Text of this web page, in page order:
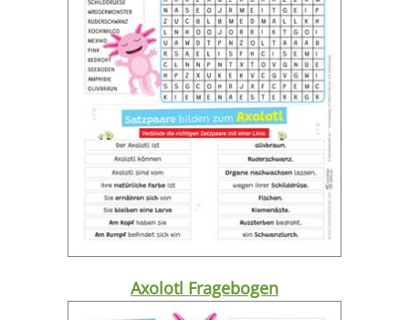
Axolotl Fragebogen